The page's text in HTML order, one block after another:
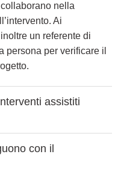
nella
Ai
un referente di
persona per verificare il
assistiti
con il